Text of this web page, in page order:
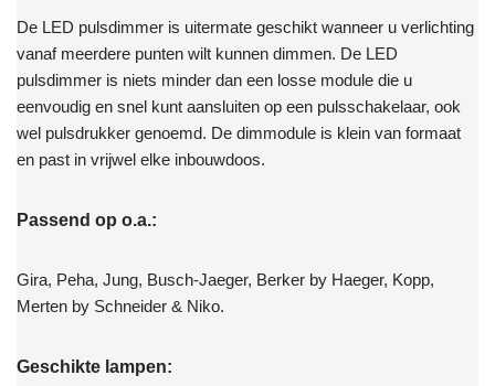
De LED pulsdimmer is uitermate geschikt wanneer u verlichting
vanaf meerdere punten wilt kunnen dimmen. De LED
pulsdimmer is niets minder dan een losse module die u
eenvoudig en snel kunt aansluiten op een pulsschakelaar, ook
wel pulsdrukker genoemd. De dimmodule is klein van formaat
en past in vrijwel elke inbouwdoos.
Passend op o.a.:
Gira, Peha, Jung, Busch-Jaeger, Berker by Haeger, Kopp,
Merten by Schneider & Niko.
Geschikte lampen: